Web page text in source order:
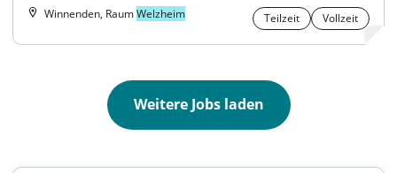
Winnenden, RaumWelzheim Teilzeit Vollzeit
Weitere Jobs laden